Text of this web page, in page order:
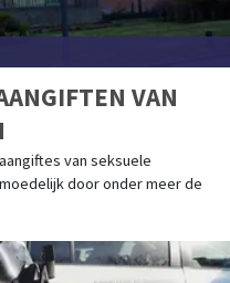
VAN
van seksuele
door onder meer de